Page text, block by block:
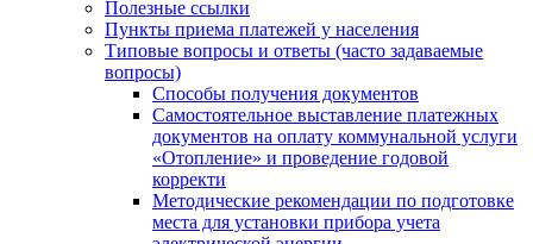
Полезные ссылки
Пункты приема платежей у населения
Типовые вопросы и ответы (часто задаваемые
вопросы)
Способы получения документов
Самостоятельное выставление платежных
документов на оплату коммунальной услуги
«Отопление» и проведение годовой
корректи
Методические рекомендации по подготовке
места для установки прибора учета